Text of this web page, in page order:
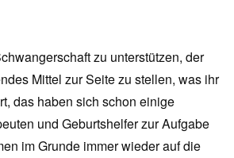
zu unterstützen, der
Mittel zur Seite zu stellen, was ihr
das haben sich schon einige
und Geburtshelfer zur Aufgabe
im Grunde immer wieder auf die